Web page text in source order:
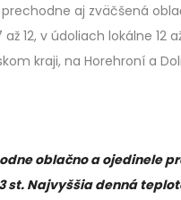
aj zväčšená
12, v údoliach lokálne 12
kraji, na Horehroní a
oblačno a ojedinele
st. Najvyššia denná